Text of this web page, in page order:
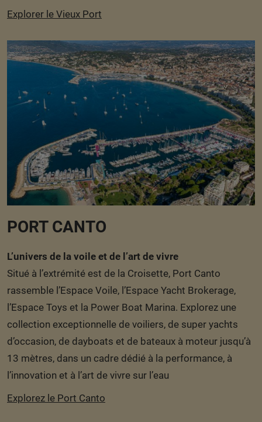
Explorer le Vieux Port
PORT CANTO
L’univers de la voile et de l’art de vivre
Situé à l’extrémité est de la Croisette, Port Canto
rassemble l’Espace Voile, l’Espace Yacht Brokerage,
l’Espace Toys et la Power Boat Marina. Explorez une
collection exceptionnelle de voiliers, de super yachts
d’occasion, de dayboats et de bateaux à moteur jusqu’à
13 mètres, dans un cadre dédié à la performance, à
l’innovation et à l’art de vivre sur l’eau
Explorez le Port Canto